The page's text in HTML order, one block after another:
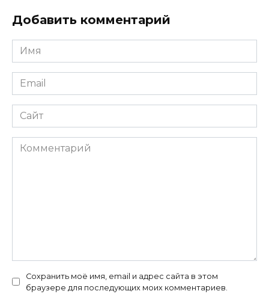
Добавить комментарий
Имя
*
Email
*
Сайт
Комментарий
Сохранить моё имя, email и адрес сайта в этом
браузере для последующих моих комментариев.